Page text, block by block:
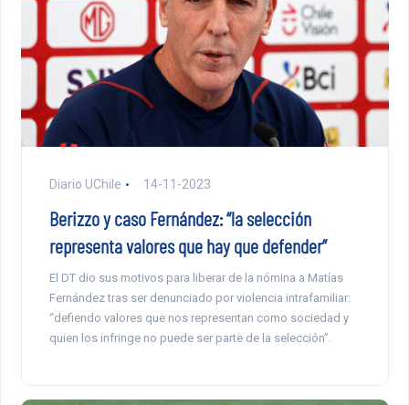
Diario UChile 14-11-2023
Berizzo y caso Fernández: “la selección
representa valores que hay que defender”
El DT dio sus motivos para liberar de la nómina a Matías
Fernández tras ser denunciado por violencia intrafamiliar:
“defiendo valores que nos representan como sociedad y
quien los infringe no puede ser parte de la selección”.